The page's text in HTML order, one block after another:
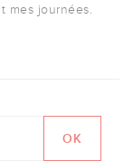
mes journées.